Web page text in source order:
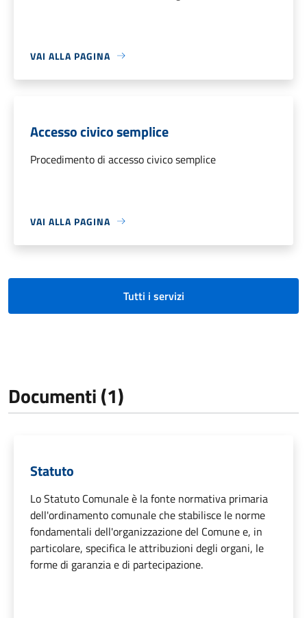
VAI ALLA PAGINA
Accesso civico semplice
Procedimento di accesso civico semplice
VAI ALLA PAGINA
Tutti i servizi
Documenti (1)
Statuto
Lo Statuto Comunale è la fonte normativa primaria
dell'ordinamento comunale che stabilisce le norme
fondamentali dell'organizzazione del Comune e, in
particolare, specifica le attribuzioni degli organi, le
forme di garanzia e di partecipazione.